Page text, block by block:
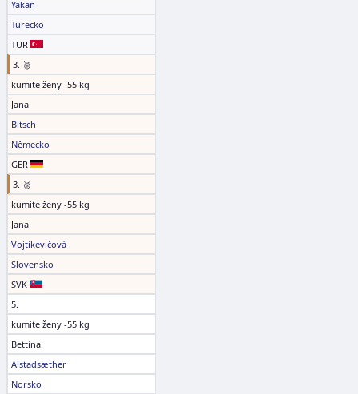
Yakan
Turecko
TUR
3. 🥉
kumite ženy -55 kg
Jana
Bitsch
Německo
GER
3. 🥉
kumite ženy -55 kg
Jana
Vojtikevičová
Slovensko
SVK
5.
kumite ženy -55 kg
Bettina
Alstadsæther
Norsko